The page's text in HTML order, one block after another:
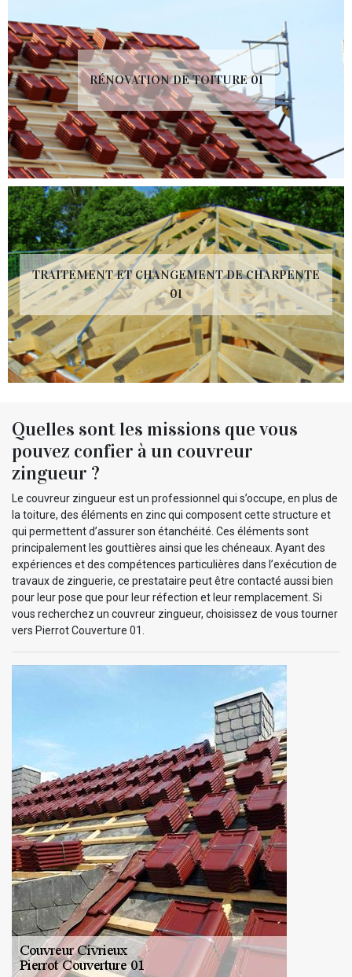
RÉNOVATION DE TOITURE 01
TRAITEMENT ET CHANGEMENT DE CHARPENTE
01
Quelles sont les missions que vous
pouvez confier à un couvreur
zingueur ?
Le couvreur zingueur est un professionnel qui s’occupe, en plus de
la toiture, des éléments en zinc qui composent cette structure et
qui permettent d’assurer son étanchéité. Ces éléments sont
principalement les gouttières ainsi que les chéneaux. Ayant des
expériences et des compétences particulières dans l’exécution de
travaux de zinguerie, ce prestataire peut être contacté aussi bien
pour leur pose que pour leur réfection et leur remplacement. Si
vous recherchez un couvreur zingueur, choisissez de vous tourner
vers Pierrot Couverture 01.